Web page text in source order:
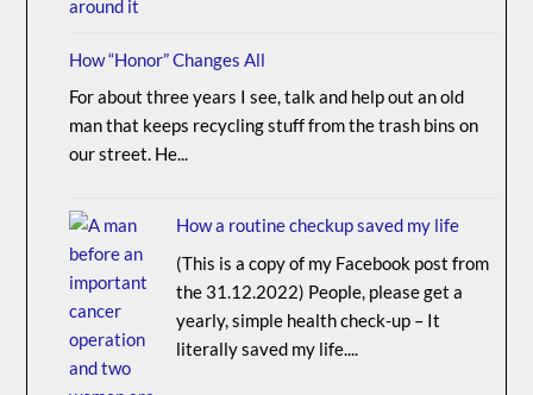
How “Honor” Changes All
For about three years I see, talk and help out an old
man that keeps recycling stuff from the trash bins on
our street. He...
How a routine checkup saved my life
(This is a copy of my Facebook post from
the 31.12.2022) People, please get a
yearly, simple health check-up – It
literally saved my life....